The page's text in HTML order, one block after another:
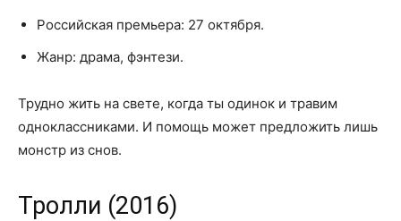
Российская премьера: 27 октября.
Жанр: драма, фэнтези.
Трудно жить на свете, когда ты одинок и травим
одноклассниками. И помощь может предложить лишь
монстр из снов.
Тролли (2016)